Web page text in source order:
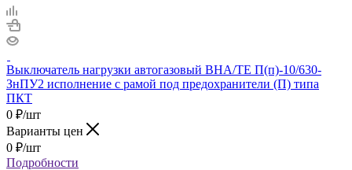
Выключатель нагрузки автогазовый ВНА/ТЕ П(п)-10/630-
ЗнПУ2 исполнение с рамой под предохранители (П) типа
ПКТ
0 ₽/шт
Варианты цен
0 ₽/шт
Подробности